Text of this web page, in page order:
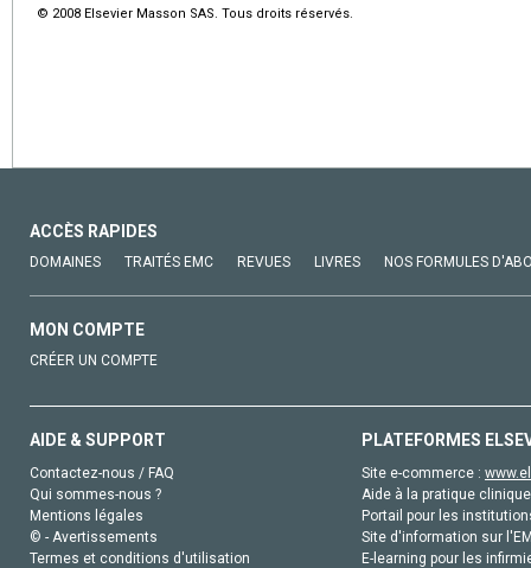
© 2008 Elsevier Masson SAS. Tous droits réservés.
ACCÈS RAPIDES
DOMAINES TRAITÉS EMC REVUES LIVRES NOS FORMULES
MON COMPTE
CRÉER UN COMPTE
AIDE & SUPPORT
Contactez-nous / FAQ
Qui sommes-nous ?
Mentions légales
© - Avertissements
Termes et conditions d'utilisation
PLATEFORMES
Site e-commerce :
Aide à la pratique
Portail pour les
Site d'information sur
E-learning pour les